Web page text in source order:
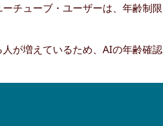
チューブ・ユーザーは、年齢制限
が増えているため、AIの年齢確認